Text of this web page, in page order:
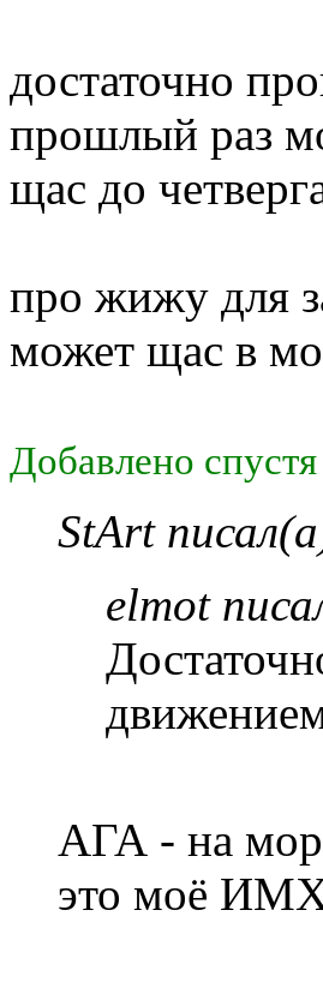
достаточно
прошлый раз
щас до
про жижу для
может щас в
Добавлено
StArt
elmot
АГА - на
это моё